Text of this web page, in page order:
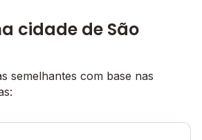
cidade de São
semelhantes com base nas